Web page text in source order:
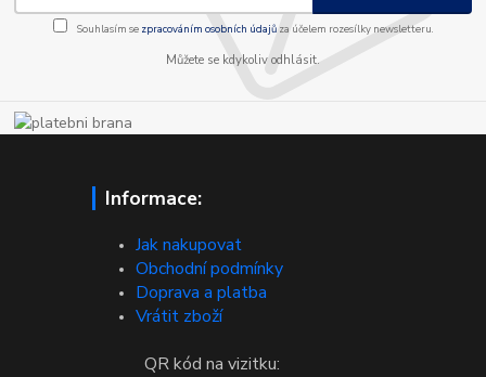
Souhlasím se zpracováním osobních údajůza účelem rozesílky newsletteru.
Můžete se kdykoliv odhlásit.
Informace:
Jak nakupovat
Obchodní podmínky
Doprava a platba
Vrátit zboží
QR kód na vizitku: